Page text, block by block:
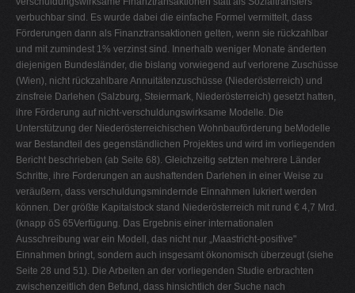
verbuchbar sind. Es wurde dabei die einfache Formel vermittelt, dass
Förderungen dann als Finanztransaktionen gelten, wenn sie rückzahlbar
und mit zumindest 1% verzinst sind. Innerhalb weniger Monate änderten
diejenigen Bundesländer, die bislang vorwiegend auf verlorene Zuschüsse
(Wien), nicht rückzahlbare Annuitätenzuschüsse (Niederösterreich) und
zinsfreie Darlehen (Salzburg, Steiermark, Niederösterreich) gesetzt hatten,
ihre Förderung auf nicht-verschuldungswirksame Modelle. Die
Unterstützung der Niederösterreichischen Wohnbauförderung beModelle
war Bestandteil des gegenständlichen Projektes und wird im vorliegenden
Bericht beschrieben (ab Seite 68). Gleichzeitig setzten mehrere Länder
Schritte, ihre Forderungen an aushaftenden Darlehen in einer Weise zu
veräußern, dass verschuldungsmindernde Einnahmen lukriert werden
können. Der größte Kapitalstock stand Niederösterreich mit rund € 4,7 Mrd.
(knapp öS 65Verfügung. Das Ergebnis einer internationalen
Ausschreibung war ein Modell, das nicht nur „Maastricht-positive"
Einnahmen bringt, sondern auch insgesamt ökonomisch überzeugt (siehe
Seite 28 und 51). Die Arbeiten an der vorliegenden Studie erbrachten
zwischenzeitlich den Befund, dass hinsichtlich der Suche nach